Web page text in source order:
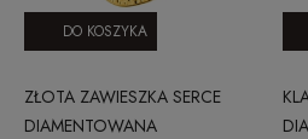
ZŁOTA ZAWIESZKA SERCE
DIAMENTOWANA
DO KOSZYKA